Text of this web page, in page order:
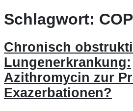
Schlagwort:
Chronisch
Lungenerkrankung:
Azithromycin zur
Exazerbationen?